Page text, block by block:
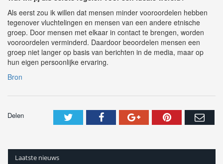
Als eerst zou ik willen dat mensen minder vooroordelen hebben
tegenover vluchtelingen en mensen van een andere etnische
groep. Door mensen met elkaar in contact te brengen, worden
vooroordelen verminderd. Daardoor beoordelen mensen een
groep niet langer op basis van berichten in de media, maar op
hun eigen persoonlijke ervaring.
Bron
Delen
Laatste nieuws